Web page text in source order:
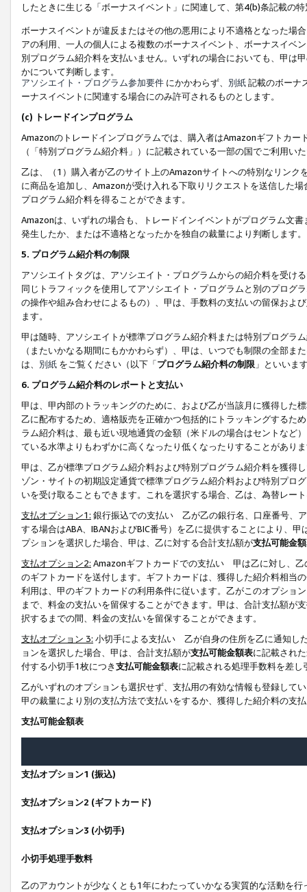
したときに生じる「ボーナスイベント」に関連して、第4(b)条記載の
ボーナスイベントが違反またはその他の悪用により不適格となった場
アの利用、一人の個人による複数のボーナスイベント、ボーナスイベ
別プログラム紹介料を支払いません。いずれの場合においても、甲は
かについて判断します。
アソシエイト・プログラム参加要件 にかかわらず、 別紙記載のボーナ
ーナスイベントに関連する場合にのみ許可されるものとします。
(c) トレードインプログラム
Amazonのトレードインプログラムでは、購入者はAmazonギフトカ
（「特別プログラム紹介料」）に記載されている一部の国でご利用い
乙は、（1）購入者が乙のサイト上のAmazonサイトへの特別なリン
に商品を追加し、Amazonが受け入れる下取りリクエストを送信した
プログラム紹介料を得ることができます。
Amazonは、いずれの場合も、トレードインイベントがプログラム文
発生したか、または不適格となったかを独自の裁量により判断します。
5. プログラム紹介料の制限
アソシエイトタグは、アソシエイト・プログラムからの紹介料を受け
同じトラフィックを使用してアソシエイト・プログラムと別のプログ
の操作や組み合わせによるもの）、甲は、手数料の支払いの留保およ
ます。
甲は随時、アソシエイトが標準プログラム紹介料または特別プログラ
（またいかなる期間にもかかわらず）、甲は、いつでも制限の全部
は、 別紙 をご覧ください（以下「プログラム紹介料の制限 」といいま
6. プログラム紹介料のレポートと支払い
甲は、甲内部のトラッキングのために、および乙が当該月に獲得した
乙に配布するため、適格販売を正確かつ包括的にトラッキングするた
ラム紹介料は、最も近い現地通貨の金額（米ドルの場合はセントなど
ている水準よりもわずかに高くなったり低くなったりすることがあり
甲は、乙が標準プログラム紹介料および特別プログラム紹介料を獲得
ゾン・サイトの初期設定通貨で標準プログラム紹介料および特別プロ
いを受け取ることもできます。これを選択する場合、乙は、為替レー
支払オプション1: 銀行振込での支払い 乙が乙の銀行名、口座番号、
する場合はABA、IBANおよびBIC番号）を乙に提供することにより、
プションを選択した場合、甲は、乙に対する合計支払額が支払可能金
支払オプション2: Amazonギフトカードでの支払い 甲は乙に対し、乙
のギフトカードを送付します。ギフトカードは、獲得した紹介料相当
利用は、甲のギフトカードの利用条件に従います。乙がこのオプショ
まで、料金の支払いを留保することができます。甲は、合計支払額が
択するまでの間、料金の支払いを留保することができます。
支払オプション 3: 小切手による支払い 乙が自身の住所を乙に通知し
ョンを選択した場合、甲は、合計支払額が支払可能金額表に記載され
付する小切手1枚につき支払可能金額表に記載される処理手数料を差し
乙がいずれのオプションも選択せず、支払用の有効な情報も登録して
甲の裁量により別の支払方法で支払いをするか、獲得した紹介料の支
支払可能金額表
支払オプション1 (振込)
支払オプション2 (ギフトカード)
支払オプション3 (小切手)
小切手処理手数料
乙のアカウントが少なくとも1年にわたっていかなる実質的な活動を